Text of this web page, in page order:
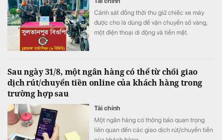
Cảnh sát đồng thời thu giữ chiếc xe máy
được cho là dùng để vận chuyển số vàng,
một điện thoại di động và tiền mặt.
Sau ngày 31/8, một ngân hàng có thể từ chối giao
dịch rút/chuyển tiền online của khách hàng trong
trường hợp sau
Tài chính
Một ngân hàng có thông báo quan trọng
liên quan đến các giao dịch rút/chuyển tiền